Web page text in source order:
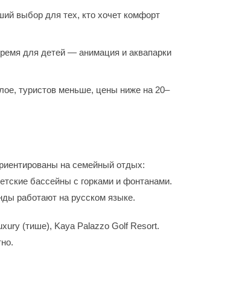
выбор для тех, кто хочет комфорт
для детей — анимация и аквапарки
туристов меньше, цены ниже на 20–
на семейный отдых:
бассейны с горками и фонтанами.
работают на русском языке.
(тише), Kaya Palazzo Golf Resort.